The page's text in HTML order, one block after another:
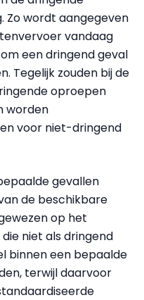
Zo wordt aangegeven
vandaag
een dringend geval
Tegelijk zouden bij de
oproepen
worden
voor niet-dringend
gevallen
de beschikbare
op het
niet als dringend
binnen een bepaalde
terwijl daarvoor